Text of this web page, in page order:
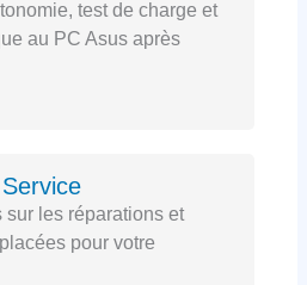
test de charge et
au PC Asus après
sur les réparations et
pour votre